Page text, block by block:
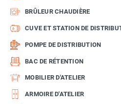
BRÛLEUR CHAUDIÈRE
CUVE ET STATION DE
POMPE DE DISTRIBUTION
BAC DE RÉTENTION
MOBILIER D'ATELIER
ARMOIRE D'ATELIER